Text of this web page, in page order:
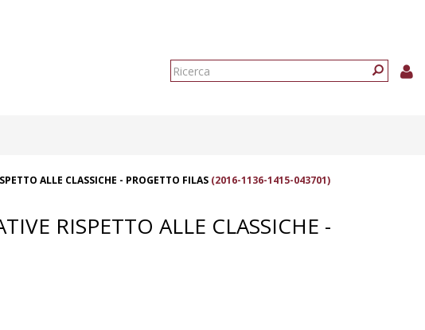
Form
ALLE CLASSICHE - PROGETTO FILAS (2016-1136-1415-043701)
RISPETTO ALLE CLASSICHE -